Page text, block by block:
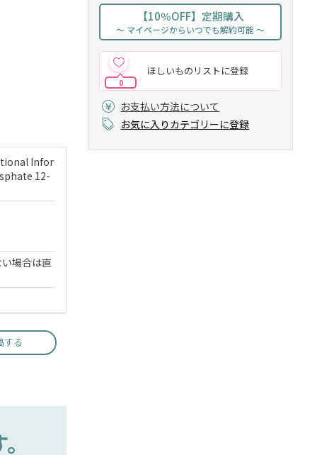
【10％OFF】定期購入
～ マイページからいつでも解約可能 ～
ほしいものリストに登録
0
お支払い方法について
お気に入りカテゴリーに登録
Infor
12-
場合は直
する